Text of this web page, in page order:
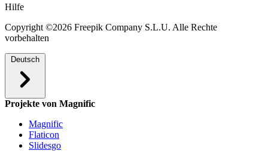
Hilfe
Copyright ©2026 Freepik Company S.L.U. Alle Rechte
vorbehalten
Deutsch
Projekte von Magnific
Magnific
Flaticon
Slidesgo